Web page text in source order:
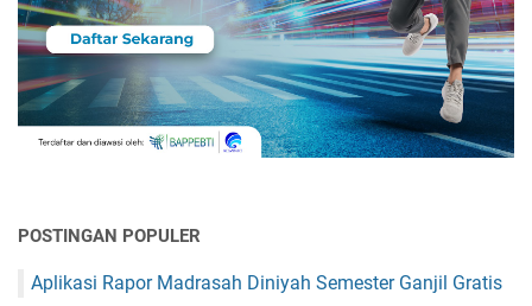
POSTINGAN POPULER
Aplikasi Rapor Madrasah Diniyah Semester Ganjil Gratis